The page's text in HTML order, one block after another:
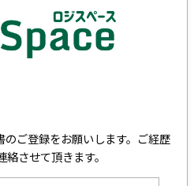
のご登録をお願いします。ご経歴
させて頂きます。